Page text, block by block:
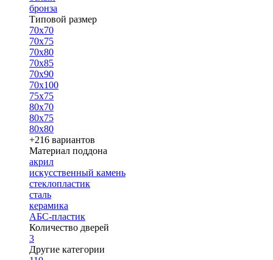
бронза
Типовой размер
70х70
70х75
70х80
70х85
70х90
70х100
75х75
80х70
80х75
80х80
+216 вариантов
Материал поддона
акрил
искусственный камень
стеклопластик
сталь
керамика
АБС-пластик
Количество дверей
3
Другие категории